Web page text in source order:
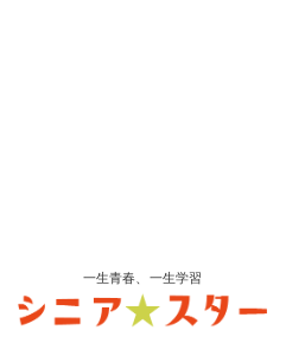
一生青春、一生学習